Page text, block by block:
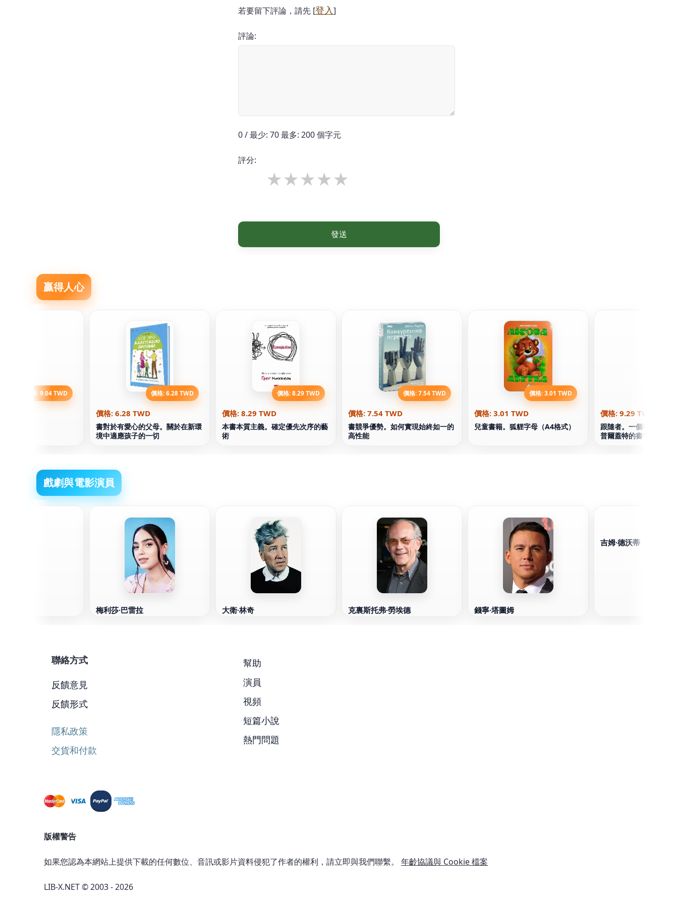
若要留下評論，請先 [登入]
評論:
0 / 最少: 70 最多: 200 個字元
評分:
發送
贏得人心
價格: 9.04 TWD 價格: 6.28 TWD
價格: 6.28 TWD
書對於有愛心的父母。關於在新環
境中適應孩子的一切
價格: 8.29 TWD
價格: 8.29 TWD
本書本質主義。確定優先次序的藝
術
價格: 7.54 TWD
價格: 7.54 TWD
書競爭優勢。如何實現始終如一的
高性能
價格: 3.01 TWD
價格: 3.01 TWD
兒童書籍。狐貍字母（A4格式）
價格: 9.29 TWD
跟隨者。一個在世界上
普爾蓋特的書1
戲劇與電影演員
梅利莎·巴雷拉 大衛·林奇 克裏斯托弗·勞埃德 錢寧·塔圖姆
吉姆·德沃蒂
聯絡方式
反饋意見
反饋形式
隱私政策
交貨和付款
幫助
演員
視頻
短篇小說
熱門問題
版權警告
如果您認為本網站上提供下載的任何數位、音訊或影片資料侵犯了作者的權利，請立即與我們聯繫。 年齡協議與 Cookie 檔案
LIB-X.NET © 2003 - 2026